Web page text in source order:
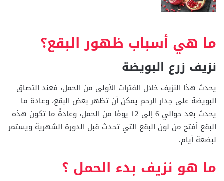
ما هي أسباب ظهور البقع؟
نزيف زرع البويضة
يحدث هذا النزيف خلال الفترات الأولى من الحمل، فعند التصاق
البويضة على جدار الرحم يمكن أن تظهر بعض البقع، وعادة ما
يحدث بعد حوالي 6 إلى 12 يومًا من الحمل، وعادةً ما تكون هذه
البقع أفتح من لون البقع التي تحدث قبل الدورة الشهرية ويستمر
لبضعة أيام.
ما هو نزيف بدء الحمل ؟